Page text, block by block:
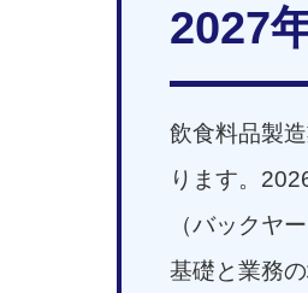
2027
飲食料品製
ります。
（バックヤ
基礎と業務